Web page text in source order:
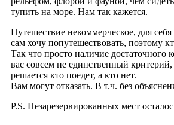
тупить на море. Нам так кажется.
Путешествие некоммерческое, для
сам хочу попутешествовать, поэтому
Так что просто наличие достаточного
вас совсем не единственный
решается кто поедет, а кто нет.
Вам могут отказать. В т.ч. без
P.S. Незарезервированных мест